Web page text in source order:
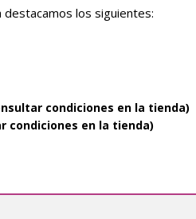
los siguientes:
condiciones en la tienda)
condiciones en la tienda)